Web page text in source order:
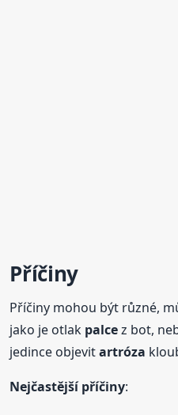
Příčiny
Příčiny mohou být různé,
jako je otlak palcez bot,
jedince objevitartróza
Nejčastější příčiny: